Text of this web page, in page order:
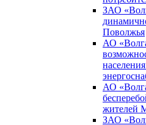
ЗАО
Поволжья
АО
АО
жителей
ЗАО